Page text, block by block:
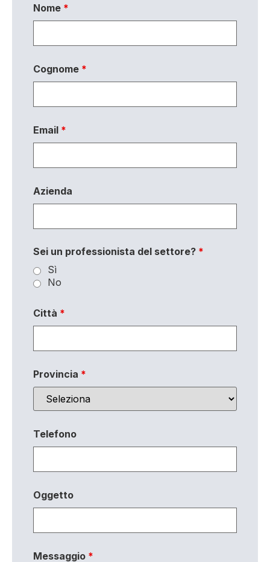
Nome *
Cognome *
Email *
Azienda
Sei un professionista del settore? *
Sì
No
Città *
Provincia *
Telefono
Oggetto
Messaggio *